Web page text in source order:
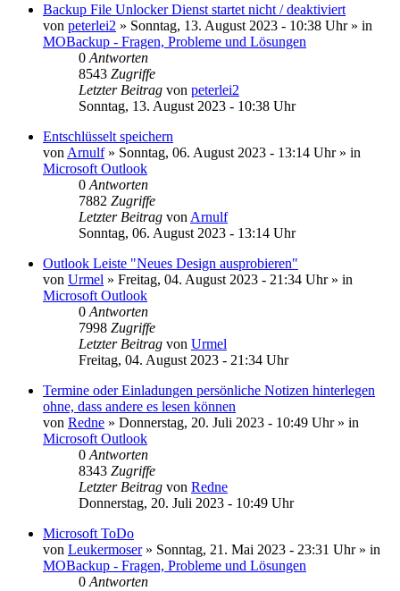
Backup File Unlocker Dienst startet nicht / deaktiviert
von peterlei2 » Sonntag, 13. August 2023 - 10:38 Uhr» in
MOBackup - Fragen, Probleme und Lösungen
0 Antworten
8543 Zugriffe
Letzter Beitrag von peterlei2
Sonntag, 13. August 2023 - 10:38 Uhr
Entschlüsselt speichern
von Arnulf» Sonntag, 06. August 2023 - 13:14 Uhr» in
Microsoft Outlook
0 Antworten
7882 Zugriffe
Letzter Beitrag von Arnulf
Sonntag, 06. August 2023 - 13:14 Uhr
Outlook Leiste "Neues Design ausprobieren"
von Urmel » Freitag, 04. August 2023 - 21:34 Uhr» in
Microsoft Outlook
0 Antworten
7998 Zugriffe
Letzter Beitrag von Urmel
Freitag, 04. August 2023 - 21:34 Uhr
Termine oder Einladungen persönliche Notizen hinterlegen
ohne, dass andere es lesen können
von Redne » Donnerstag, 20. Juli 2023 - 10:49 Uhr» in
Microsoft Outlook
0 Antworten
8343 Zugriffe
Letzter Beitrag von Redne
Donnerstag, 20. Juli 2023 - 10:49 Uhr
Microsoft ToDo
von Leukermoser» Sonntag, 21. Mai 2023 - 23:31 Uhr» in
MOBackup - Fragen, Probleme und Lösungen
0 Antworten